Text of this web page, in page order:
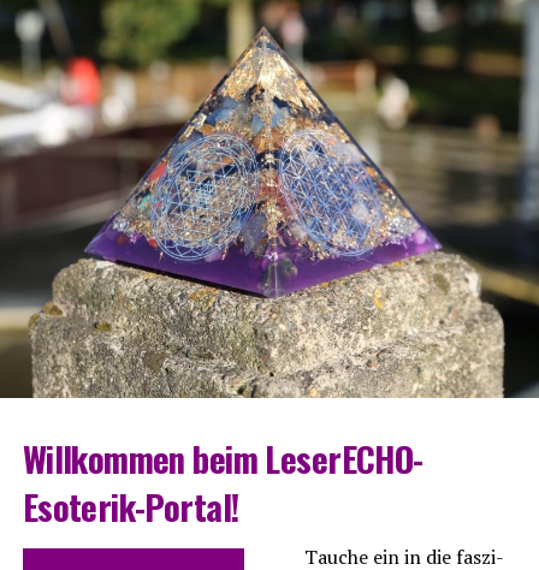
Will­kom­men beim LeserECHO-
Esoterik-Portal!
Tau­che ein in die fas­zi­